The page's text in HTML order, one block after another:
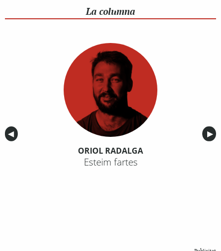
La columna
Anterior
◀︎ ▶︎
ORIOL RADALGA
Esteim fartes